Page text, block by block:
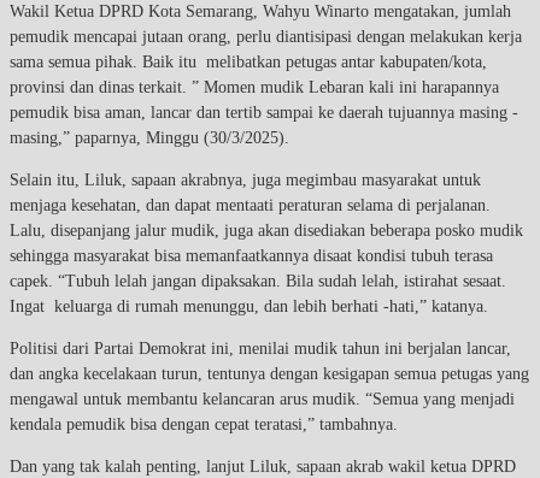
Wakil Ketua DPRD Kota Semarang, Wahyu Winarto mengatakan, jumlah
pemudik mencapai jutaan orang, perlu diantisipasi dengan melakukan kerja
sama semua pihak. Baik itu melibatkan petugas antar kabupaten/kota,
provinsi dan dinas terkait. ” Momen mudik Lebaran kali ini harapannya
pemudik bisa aman, lancar dan tertib sampai ke daerah tujuannya masing -
masing,” paparnya, Minggu (30/3/2025).
Selain itu, Liluk, sapaan akrabnya, juga megimbau masyarakat untuk
menjaga kesehatan, dan dapat mentaati peraturan selama di perjalanan.
Lalu, disepanjang jalur mudik, juga akan disediakan beberapa posko mudik
sehingga masyarakat bisa memanfaatkannya disaat kondisi tubuh terasa
capek. “Tubuh lelah jangan dipaksakan. Bila sudah lelah, istirahat sesaat.
Ingat keluarga di rumah menunggu, dan lebih berhati -hati,” katanya.
Politisi dari Partai Demokrat ini, menilai mudik tahun ini berjalan lancar,
dan angka kecelakaan turun, tentunya dengan kesigapan semua petugas yang
mengawal untuk membantu kelancaran arus mudik. “Semua yang menjadi
kendala pemudik bisa dengan cepat teratasi,” tambahnya.
Dan yang tak kalah penting, lanjut Liluk, sapaan akrab wakil ketua DPRD